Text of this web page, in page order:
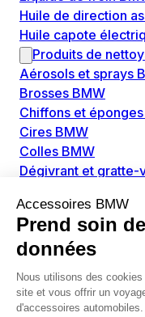
Huile de direction
Huile capote
Produits de
Aérosols et sprays
Brosses BMW
Chiffons et
Cires BMW
Colles BMW
Dégivrant et gratte-
Disolvants BMW
Lubrifiants BMW
Nettoyant intérieur
Pièces détachées
Alimentation